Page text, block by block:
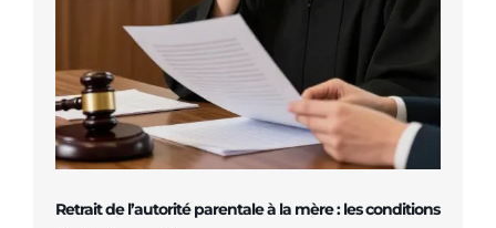
Retrait de l’autorité parentale à la mère : les conditions